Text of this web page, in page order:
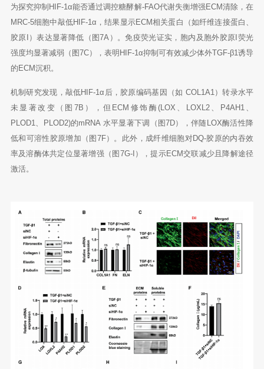
为探究抑制HIF-1α能否通过调控糖酵解-FAO代谢失衡增强ECM清除，在
MRC-5细胞中敲低HIF-1α，结果显示ECM相关蛋白（如纤维连接蛋白、
胶原I）表达显著降低（图7A）。免疫荧光证实，胞内及胞外胶原I荧光
强度均显著减弱（图7C），表明HIF-1α抑制可有效减少体外TGF-β1诱导
的ECM沉积。
机制研究发现，敲低HIF-1α后，胶原编码基因（如 COL1A1）转录水平
未显著改变（图7B），但ECM修饰酶(LOX、LOXL2、P4AH1、
PLOD1、PLOD2)的mRNA 水平显著下调（图7D），伴随LOX酶活性降
低和可溶性胶原增加（图7F）。此外，成纤维细胞对DQ-胶原的内吞效
率及溶酶体共定位显著增强（图7G-I），提示ECM交联减少且降解途径
激活。